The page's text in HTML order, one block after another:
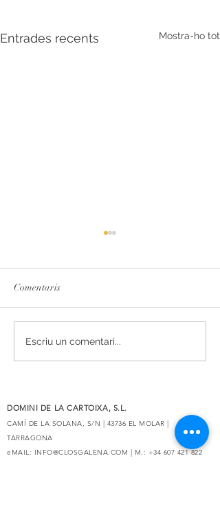
Entrades recents Mostra-ho tot
L'essència del Priorat,
redissenyada
Comentaris
Escriu un comentari...
DOMINI DE LA CARTOIXA, S.L.
CAMÍ DE LA SOLANA, S/N | 43736 EL MOLAR |
TARRAGONA
eMAIL: INFO@CLOSGALENA.COM | M.: +34 607 421 822